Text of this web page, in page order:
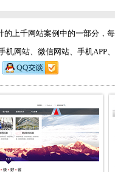
的上千网站案例中的一部分，
机网站、微信网站、手机APP